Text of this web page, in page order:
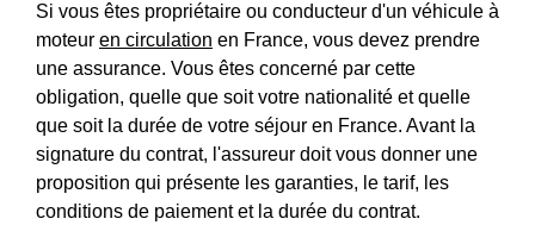
Si vous êtes propriétaire ou conducteur d'un véhicule à
moteur en circulation en France, vous devez prendre
une assurance. Vous êtes concerné par cette
obligation, quelle que soit votre nationalité et quelle
que soit la durée de votre séjour en France. Avant la
signature du contrat, l'assureur doit vous donner une
proposition qui présente les garanties, le tarif, les
conditions de paiement et la durée du contrat.